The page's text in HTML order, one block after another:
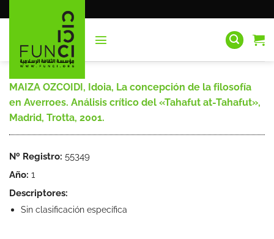
al
MAIZA OZCOIDI, Idoia, La concepción de la filosofía
en Averroes. Análisis crítico del «Tahafut at-Tahafut»,
Madrid, Trotta, 2001.
Nº Registro: 55349
Año: 1
Descriptores:
Sin clasificación específica